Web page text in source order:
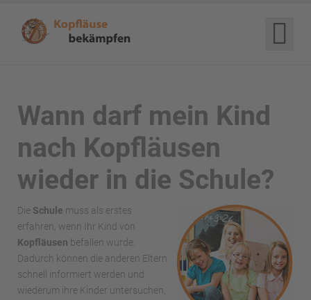
Wann darf mein Kind
nach Kopfläusen
wieder in die Schule?
Die Schule muss als erstes
erfahren, wenn Ihr Kind von
Kopfläusen befallen wurde.
Dadurch können die anderen Eltern
schnell informiert werden und
wiederum ihre Kinder untersuchen,